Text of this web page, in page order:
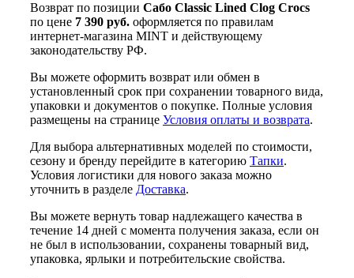
Возврат по позиции Сабо Classic Lined Clog Crocs
по цене 7 390 руб. оформляется по правилам
интернет-магазина MINT и действующему
законодательству РФ.
Вы можете оформить возврат или обмен в
установленный срок при сохранении товарного вида,
упаковки и документов о покупке. Полные условия
размещены на странице Условия оплаты и возврата.
Для выбора альтернативных моделей по стоимости,
сезону и бренду перейдите в категорию Тапки.
Условия логистики для нового заказа можно
уточнить в разделе Доставка.
Вы можете вернуть товар надлежащего качества в
течение 14 дней с момента получения заказа, если он
не был в использовании, сохранены товарный вид,
упаковка, ярлыки и потребительские свойства.